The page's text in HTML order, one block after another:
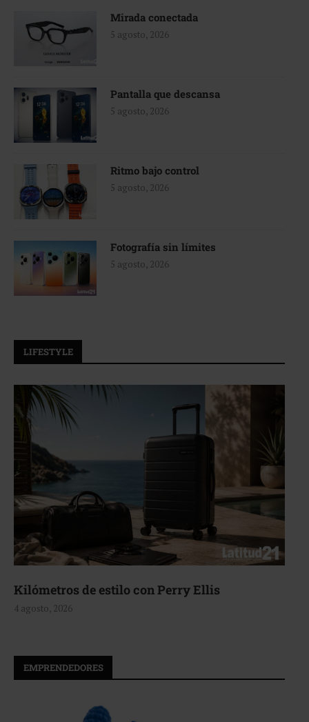
Mirada conectada
5 agosto, 2026
Pantalla que descansa
5 agosto, 2026
Ritmo bajo control
5 agosto, 2026
Fotografía sin límites
5 agosto, 2026
LIFESTYLE
Aerie, texturas que fluyen
4 agosto, 2026
EMPRENDEDORES